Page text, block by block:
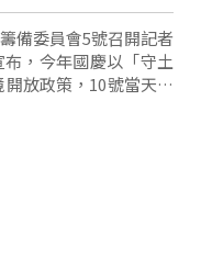
備委員會5號召開記者
，今年國慶以「守土
放政策，10號當天放
國慶晚會，以及在嘉
三天連假，可以踏出